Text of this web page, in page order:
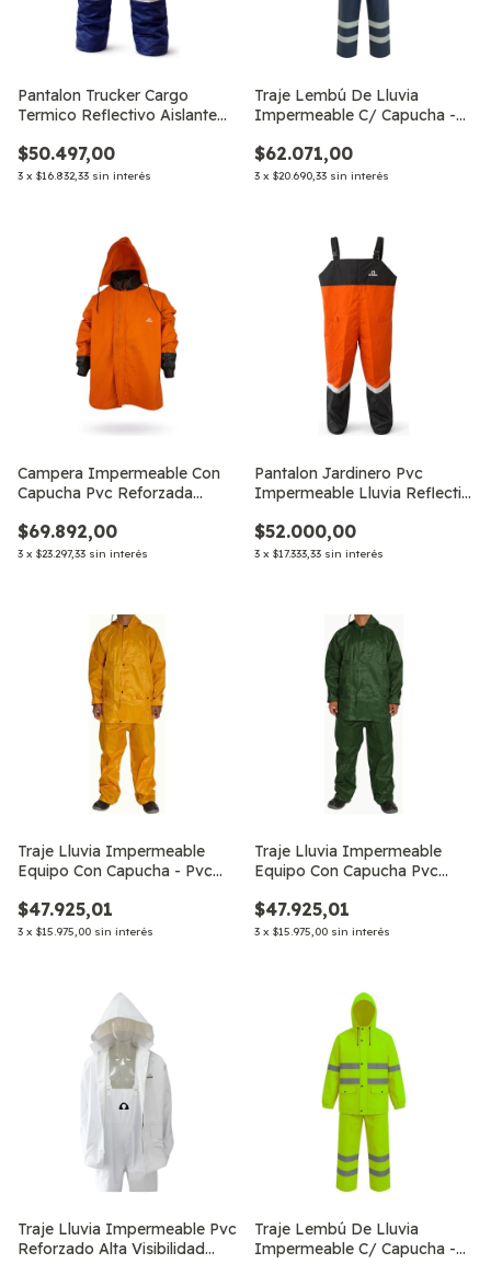
Pantalon Trucker Cargo
Termico Reflectivo Aislante
$50.497,00
3 x $16.832,33 sin interés
Traje Lembú De Lluvia
Impermeable C/ Capucha -
$62.071,00
3 x $20.690,33 sin interés
Campera Impermeable Con
Capucha Pvc Reforzada
$69.892,00
3 x $23.297,33 sin interés
Pantalon Jardinero Pvc
Impermeable Lluvia Reflectiv
$52.000,00
3 x $17.333,33 sin interés
Traje Lluvia Impermeable
Equipo Con Capucha - Pvc
$47.925,01
3 x $15.975,00 sin interés
Traje Lluvia Impermeable
Equipo Con Capucha Pvc
$47.925,01
3 x $15.975,00 sin interés
Traje Lluvia Impermeable Pvc
Reforzado Alta Visibilidad
Traje Lembú De Lluvia
Impermeable C/ Capucha -